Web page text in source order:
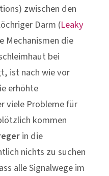
zwischen den
Darm (Leaky
Mechanismen die
bei
ist nach wie vor
erhöhte
viele Probleme für
kommen
in die
nichts zu suchen
alle Signalwege im